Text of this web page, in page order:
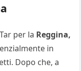
per la Reggina,
in
Dopo che, a